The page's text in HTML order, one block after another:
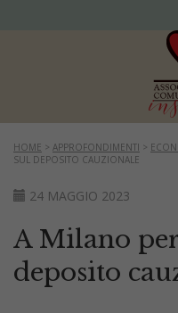
HOME > APPROFONDIMENTI >
SUL DEPOSITO CAUZIONALE
24 MAGGIO 2023
A Milano
deposito